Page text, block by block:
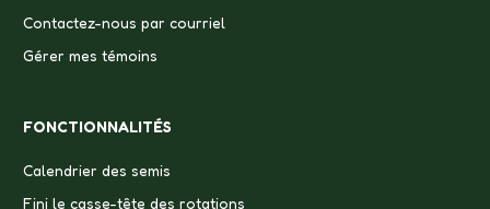
Contactez-nous par courriel
Gérer mes témoins
FONCTIONNALITÉS
Calendrier des semis
Fini le casse-tête des rotations